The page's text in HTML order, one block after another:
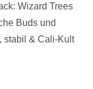
Wizard Trees
Buds und
stabil & Cali-Kult